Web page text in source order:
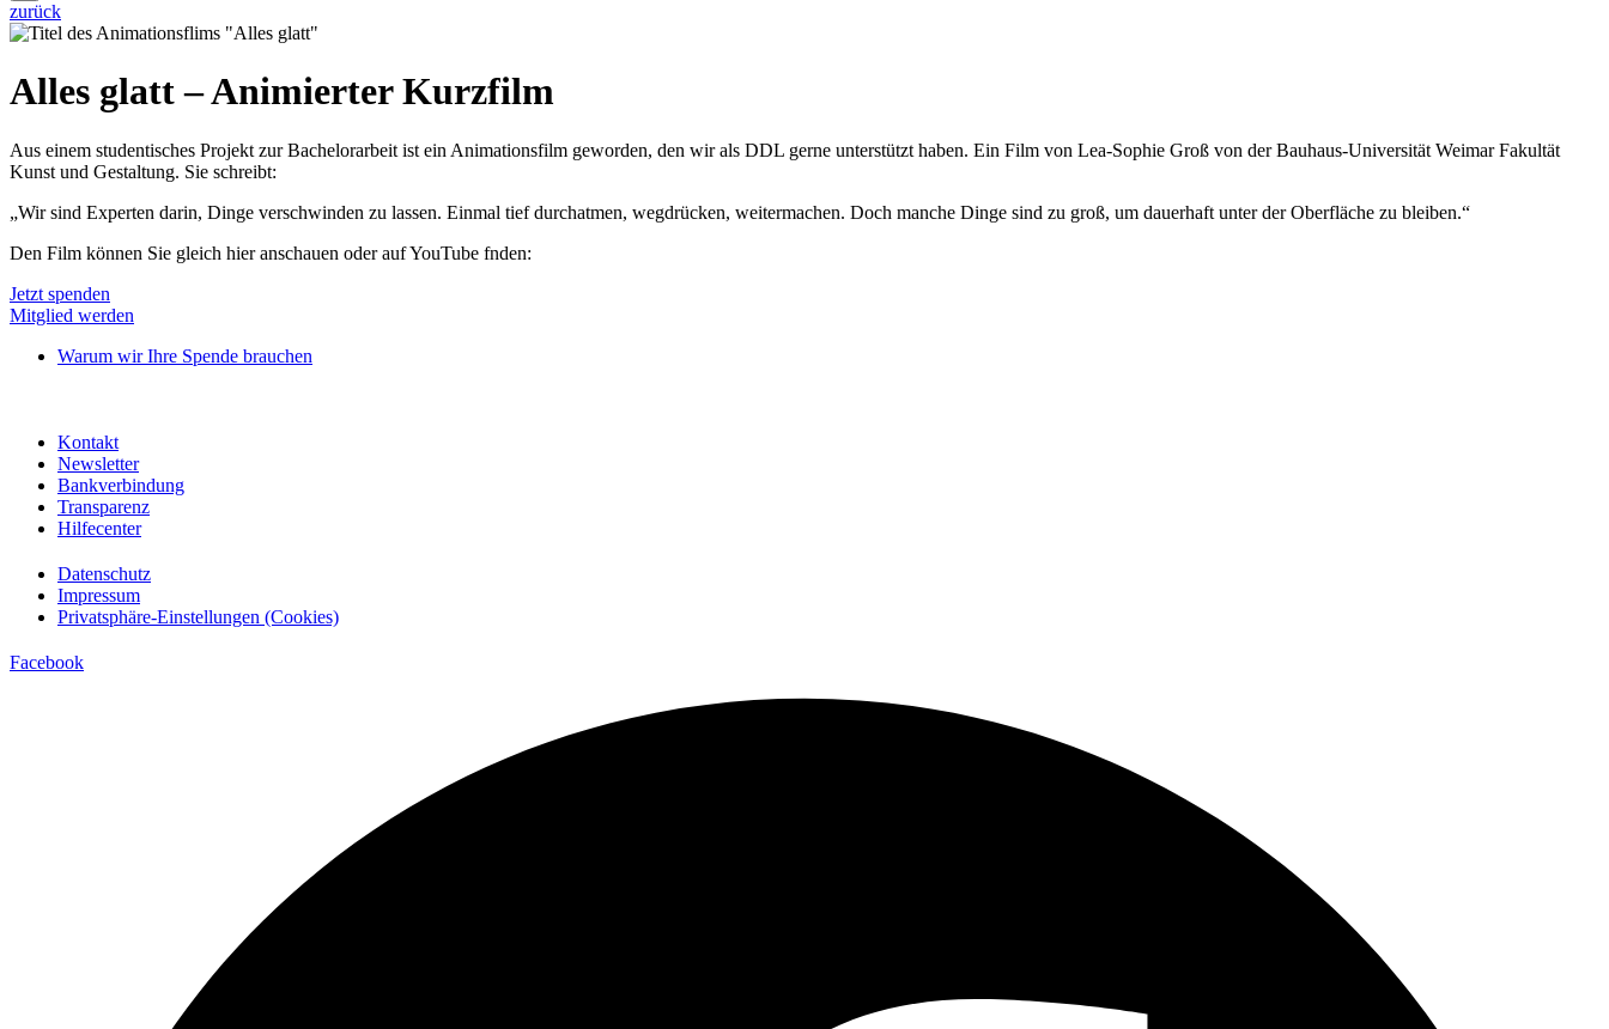
zurück
Alles glatt – Animierter Kurzfilm
Aus einem studentisches Projekt zur Bachelorarbeit ist ein Animationsfilm geworden, den wir als DDL gerne unterstützt haben. Ein Film von Lea-Sophie Groß von der Bauhaus-Universität Weimar Fakultät
Kunst und Gestaltung. Sie schreibt:
„Wir sind Experten darin, Dinge verschwinden zu lassen. Einmal tief durchatmen, wegdrücken, weitermachen. Doch manche Dinge sind zu groß, um dauerhaft unter der Oberfläche zu bleiben.“
Den Film können Sie gleich hier anschauen oder auf YouTube fnden:
Jetzt spenden
Mitglied werden
Warum wir Ihre Spende brauchen
Kontakt
Newsletter
Bankverbindung
Transparenz
Hilfecenter
Datenschutz
Impressum
Privatsphäre-Einstellungen (Cookies)
Facebook